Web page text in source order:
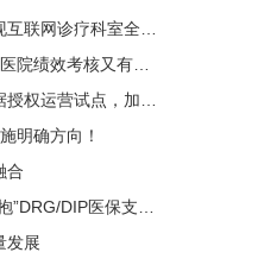
网诊疗科室全覆盖
效考核又有新规定
加快推进卫生健康信息化
明确方向！
合
DIP医保支付方式改革
发展